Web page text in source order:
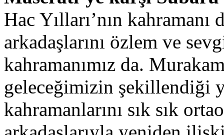
Hac Yılları’nın
arkadaşlarını özlem ve
kahramanımız da.
geleceğimizin şekillendiği
kahramanlarını sık sık